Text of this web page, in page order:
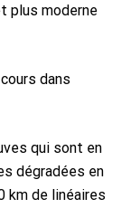
plus moderne
dans
qui sont en
dégradées en
km de linéaires